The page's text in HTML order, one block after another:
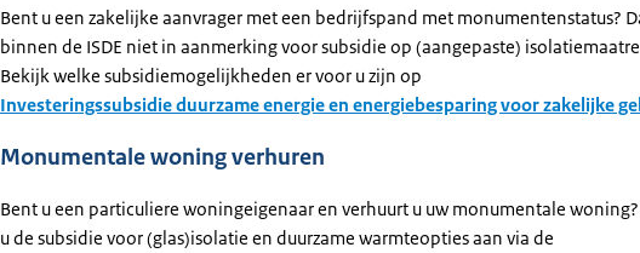
Bent u een zakelijke aanvrager met een bedrijfspand met monumentenstatus?
binnen de ISDE niet in aanmerking voor subsidie op (aangepaste)
Bekijk welke subsidiemogelijkheden er voor u zijn op
Investeringssubsidie duurzame energie en energiebesparing voor zakelijke
Monumentale woning verhuren
Bent u een particuliere woningeigenaar en verhuurt u uw monumentale
u de subsidie voor (glas)isolatie en duurzame warmteopties aan via de